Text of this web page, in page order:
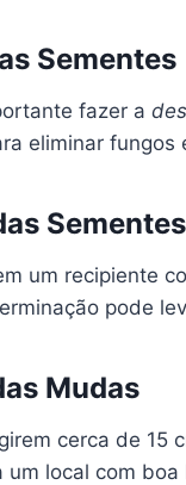
Sementes
fazer a
eliminar fungos
Sementes
um recipiente
pode
Mudas
cerca de 15
um local com